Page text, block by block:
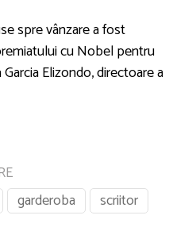
spre vânzare a fost
cu Nobel pentru
Elizondo, directoare a
garderoba
scriitor